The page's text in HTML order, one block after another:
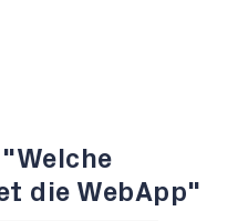
die WebApp"